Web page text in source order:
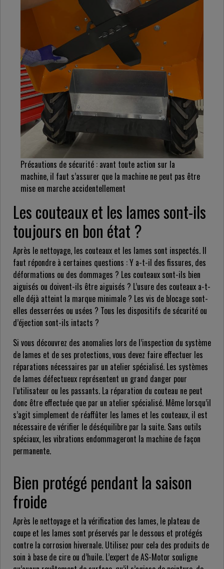
Précautions de sécurité : avant toute action sur la
machine, il faut s’assurer que la machine ne peut pas être
mise en marche accidentellement
Les couteaux et les lames sont-ils
toujours en bon état ?
Après le nettoyage, les couteaux et les lames sont inspectés. Il
faut répondre à certaines questions : Y a-t-il des fissures, des
déformations ou des dommages ? Les couteaux sont-ils bien
aiguisés ou doivent-ils être aiguisés ? L’usure des couteaux a-t-
elle déjà atteint la marque minimale ? Les vis de blocage sont-
elles desserrées ou usées ? Tous les dispositifs de sécurité ou
d’éjection sont-ils intacts ?
Si vous découvrez des anomalies lors de l’inspection du système
de lames et de ses protections, vous devez faire effectuer les
réparations nécessaires par un atelier spécialisé. Les systèmes
de lames défectueux représentent un grand danger pour
l’utilisateur ou les passants. La réparation du couteau ne peut
donc être effectuée que par un atelier spécialisé. Même lorsqu’il
s’agit simplement de réaffûter les lames et les couteaux, il est
nécessaire de vérifier le déséquilibre par la suite. Sans outils
spéciaux, les vibrations endommageront la machine de façon
permanente.
Bien protégé pendant la saison
froide
Après le nettoyage et la vérification des lames, le plateau de
coupe et les lames sont préservés par le dessous et protégés
contre la corrosion hivernale. Utilisez pour cela des produits de
soin à base de cire ou d’huile. L’expert de AS-Motor souligne